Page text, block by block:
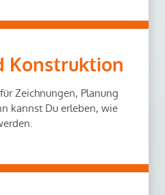
Konstruktion
Zeichnungen, Planung
kannst Du erleben, wie